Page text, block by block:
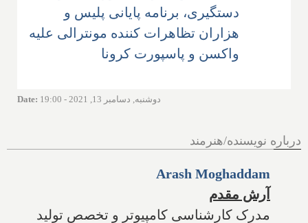
دستگیری، برنامه پایانی پلیس و
هزاران تظاهرات کننده مونترالی علیه
واکسن و پاسپورت کرونا
Date: دوشنبه, دسامبر 13, 2021 - 19:00
درباره نویسنده/هنرمند
Arash Moghaddam
آرش مقدم
مدرک کارشناسی کامپیوتر و تخصص تولید